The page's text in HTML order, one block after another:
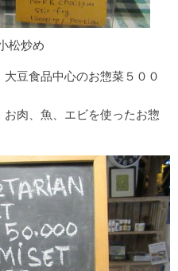
松炒め
豆食品中心のお惣菜５００
肉、魚、エビを使ったお惣